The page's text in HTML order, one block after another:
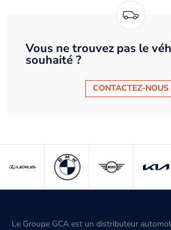
Vous ne trouvez pas le
souhaité ?
CONTACTEZ-NOUS
Le Groupe GCA est un distributeur